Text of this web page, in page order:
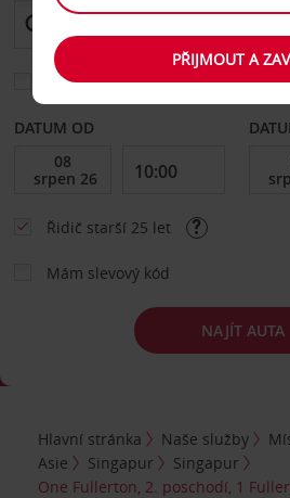
Vyberte si jiné místo vrácení
DATUM OD
Řidič starší 25 let
Mám slevový kód
NAJÍT AUTA
Hlavní stránka Naše služby
Asie
Singapur
Singapur
One Fullerton, 2. poschodí, 1
PŘIJMOUT A